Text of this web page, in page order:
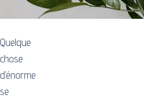
Quelque
chose
d’énorme
se